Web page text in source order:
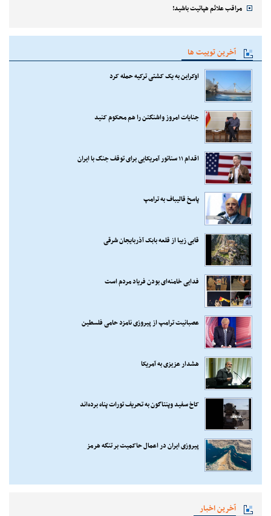
مراقب علائم هپاتیت باشید!
آخرین توییت ها
اوکراین به یک کشتی ترکیه حمله کرد
جنایات امروز واشنگتن را هم محکوم کنید
اقدام ۱۱ سناتور آمریکایی برای توقف جنگ با ایران
پاسخ قالیباف به ترامپ
قابی زیبا از قلعه بابک آذربایجان شرقی
فدایی خامنه‌ای بودن فریاد مردم است
عصبانیت ترامپ از پیروزی نامزد حامی فلسطین
هشدار عزیزی به آمریکا
کاخ سفید وپنتاگون به تحریف تورات پناه برده‌اند
پیروزی ایران در اعمال حاکمیت بر تنگه هرمز
آخرین اخبار